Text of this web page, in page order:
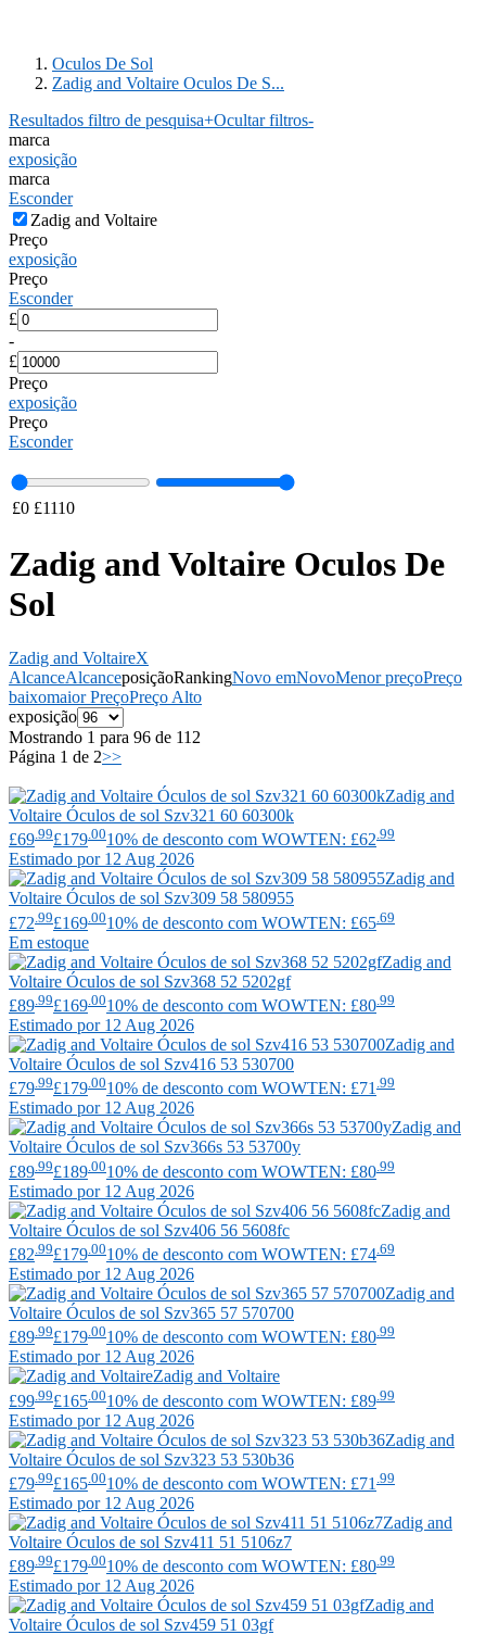
Oculos De Sol
Zadig and Voltaire Oculos De S...
Resultados filtro de pesquisa+Ocultar filtros-
marca
exposição
marca
Esconder
Zadig and Voltaire
Preço
exposição
Preço
Esconder
£
-
£
Preço
exposição
Preço
Esconder
£0 £1110
Zadig and Voltaire Oculos De
Sol
Zadig and VoltaireX
AlcanceAlcanceposiçãoRankingNovo emNovoMenor preçoPreço
baixomaior PreçoPreço Alto
exposição
Mostrando 1 para 96 de 112
Página 1 de 2>>
Zadig and
Voltaire Óculos de sol Szv321 60 60300k
£69 .99£179 .0010% de desconto com WOWTEN: £62 .99
Estimado por 12 Aug 2026
Zadig and
Voltaire Óculos de sol Szv309 58 580955
£72 .99£169 .0010% de desconto com WOWTEN: £65 .69
Em estoque
Zadig and
Voltaire Óculos de sol Szv368 52 5202gf
£89 .99£169 .0010% de desconto com WOWTEN: £80 .99
Estimado por 12 Aug 2026
Zadig and
Voltaire Óculos de sol Szv416 53 530700
£79 .99£179 .0010% de desconto com WOWTEN: £71 .99
Estimado por 12 Aug 2026
Zadig and
Voltaire Óculos de sol Szv366s 53 53700y
£89 .99£189 .0010% de desconto com WOWTEN: £80 .99
Estimado por 12 Aug 2026
Zadig and
Voltaire Óculos de sol Szv406 56 5608fc
£82 .99£179 .0010% de desconto com WOWTEN: £74 .69
Estimado por 12 Aug 2026
Zadig and
Voltaire Óculos de sol Szv365 57 570700
£89 .99£179 .0010% de desconto com WOWTEN: £80 .99
Estimado por 12 Aug 2026
Zadig and Voltaire
£99 .99£165 .0010% de desconto com WOWTEN: £89 .99
Estimado por 12 Aug 2026
Zadig and
Voltaire Óculos de sol Szv323 53 530b36
£79 .99£165 .0010% de desconto com WOWTEN: £71 .99
Estimado por 12 Aug 2026
Zadig and
Voltaire Óculos de sol Szv411 51 5106z7
£89 .99£179 .0010% de desconto com WOWTEN: £80 .99
Estimado por 12 Aug 2026
Zadig and
Voltaire Óculos de sol Szv459 51 03gf